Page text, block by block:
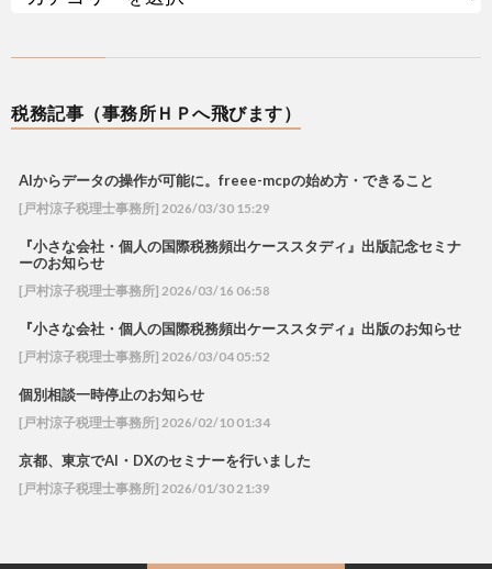
税務記事（事務所ＨＰへ飛びます）
AIからデータの操作が可能に。freee-mcpの始め方・できること
[戸村涼子税理士事務所] 2026/03/30 15:29
『小さな会社・個人の国際税務頻出ケーススタディ』出版記念セミナ
ーのお知らせ
[戸村涼子税理士事務所] 2026/03/16 06:58
『小さな会社・個人の国際税務頻出ケーススタディ』出版のお知らせ
[戸村涼子税理士事務所] 2026/03/04 05:52
個別相談一時停止のお知らせ
[戸村涼子税理士事務所] 2026/02/10 01:34
京都、東京でAI・DXのセミナーを行いました
[戸村涼子税理士事務所] 2026/01/30 21:39